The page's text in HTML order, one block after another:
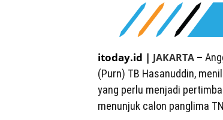
itoday.id | JAKARTA –
(Purn) TB Hasanuddin,
yang perlu menjadi
menunjuk calon panglima